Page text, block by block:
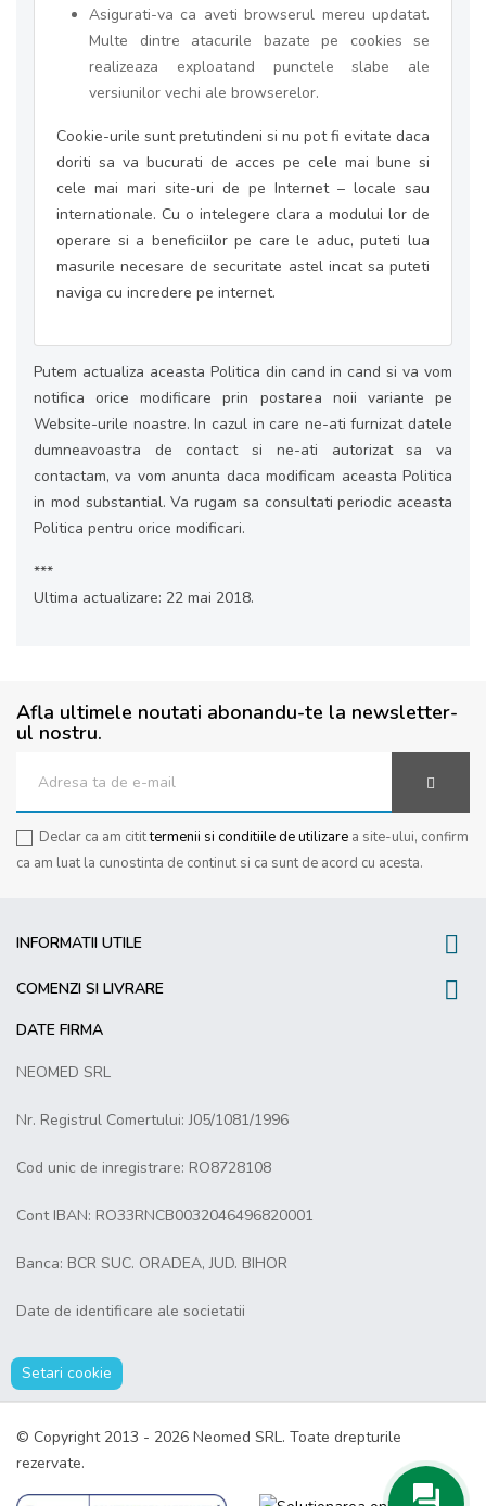
Asigurati-va ca aveti browserul mereu updatat.
Multe dintre atacurile bazate pe cookies se
realizeaza exploatand punctele slabe ale
versiunilor vechi ale browserelor.
Cookie-urile sunt pretutindeni si nu pot fi evitate daca
doriti sa va bucurati de acces pe cele mai bune si
cele mai mari site-uri de pe Internet – locale sau
internationale. Cu o intelegere clara a modului lor de
operare si a beneficiilor pe care le aduc, puteti lua
masurile necesare de securitate astel incat sa puteti
naviga cu incredere pe internet.
Putem actualiza aceasta Politica din cand in cand si va vom
notifica orice modificare prin postarea noii variante pe
Website-urile noastre. In cazul in care ne-ati furnizat datele
dumneavoastra de contact si ne-ati autorizat sa va
contactam, va vom anunta daca modificam aceasta Politica
in mod substantial. Va rugam sa consultati periodic aceasta
Politica pentru orice modificari.
***
Ultima actualizare: 22 mai 2018.
Afla ultimele noutati abonandu-te la newsletter-
ul nostru.
Declar ca am citittermenii si conditiile de utilizare a site-ului, confirm
ca am luat la cunostinta de continut si ca sunt de acord cu acesta.
INFORMATII UTILE 
COMENZI SI LIVRARE 
DATE FIRMA
NEOMED SRL
Nr. Registrul Comertului: J05/1081/1996
Cod unic de inregistrare: RO8728108
Cont IBAN: RO33RNCB0032046496820001
Banca: BCR SUC. ORADEA, JUD. BIHOR
Date de identificare ale societatii
Setari cookie
© Copyright 2013 - 2026 Neomed SRL. Toate drepturile
rezervate.